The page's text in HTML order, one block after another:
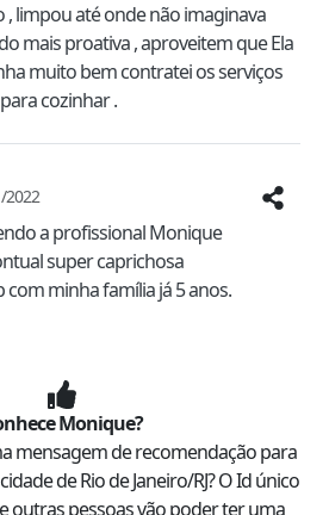
limpou até onde não imaginava
mais proativa , aproveitem que Ela
muito bem contratei os serviços
cozinhar .
2022
a profissional Monique
super caprichosa
com minha família já 5 anos.
Monique?
mensagem de recomendação para
deRio de Janeiro/RJ? O Id único
e outras pessoas vão poder ter uma